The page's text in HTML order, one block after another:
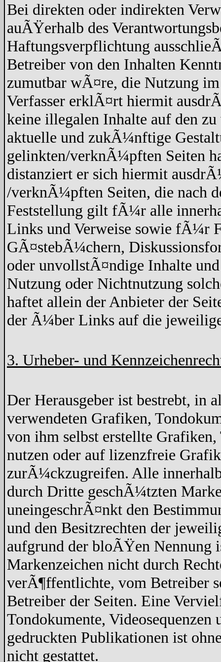
Bei direkten oder indirekten
auÃŸerhalb des
Haftungsverpflichtung
Betreiber von den Inhalten
zumutbar wÃ¤re, die Nutzung
Verfasser erklÃ¤rt hiermit
keine illegalen Inhalte auf den
aktuelle und zukÃ¼nftige
gelinkten/verknÃ¼pften Seiten
distanziert er sich hiermit
/verknÃ¼pften Seiten, die nach
Feststellung gilt fÃ¼r alle
Links und Verweise sowie fÃ¼r
GÃ¤stebÃ¼chern,
oder unvollstÃ¤ndige Inhalte
Nutzung oder Nichtnutzung
haftet allein der Anbieter der
der Ã¼ber Links auf die
3. Urheber- und
Der Herausgeber ist bestrebt, in
verwendeten Grafiken,
von ihm selbst erstellte Grafiken,
nutzen oder auf lizenzfreie
zurÃ¼ckzugreifen. Alle
durch Dritte geschÃ¼tzten
uneingeschrÃ¤nkt den
und den Besitzrechten der
aufgrund der bloÃŸen Nennung
Markenzeichen nicht durch
verÃ¶ffentlichte, vom Betreiber
Betreiber der Seiten. Eine
Tondokumente, Videosequenzen
gedruckten Publikationen ist
nicht gestattet.